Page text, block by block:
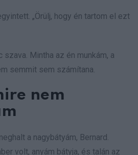
„Örülj, hogy én tartom el ezt
szava. Mintha az én munkám, a
semmit sem számítana.
nem
a nagybátyám, Bernard.
volt, anyám bátyja, és talán az